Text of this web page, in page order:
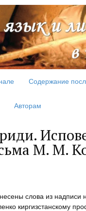
Содержание
Авторам
М. М.
слова из
киргизстанскому